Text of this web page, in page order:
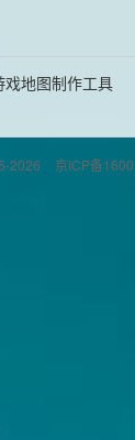
地图制作工具
2026 京ICP备